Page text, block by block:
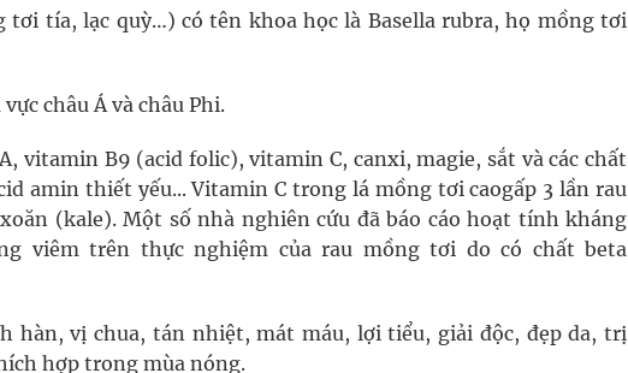
tía, lạc quỳ…) có tên khoa học là Basella rubra, họ mồng tơi
châu Á và châu Phi.
vitamin B9 (acid folic), vitamin C, canxi, magie, sắt và các chất
amin thiết yếu... Vitamin C trong lá mồng tơi caogấp 3 lần rau
(kale). Một số nhà nghiên cứu đã báo cáo hoạt tính kháng
viêm trên thực nghiệm của rau mồng tơi do có chất beta
hàn, vị chua, tán nhiệt, mát máu, lợi tiểu, giải độc, đẹp da, trị
hợp trong mùa nóng.